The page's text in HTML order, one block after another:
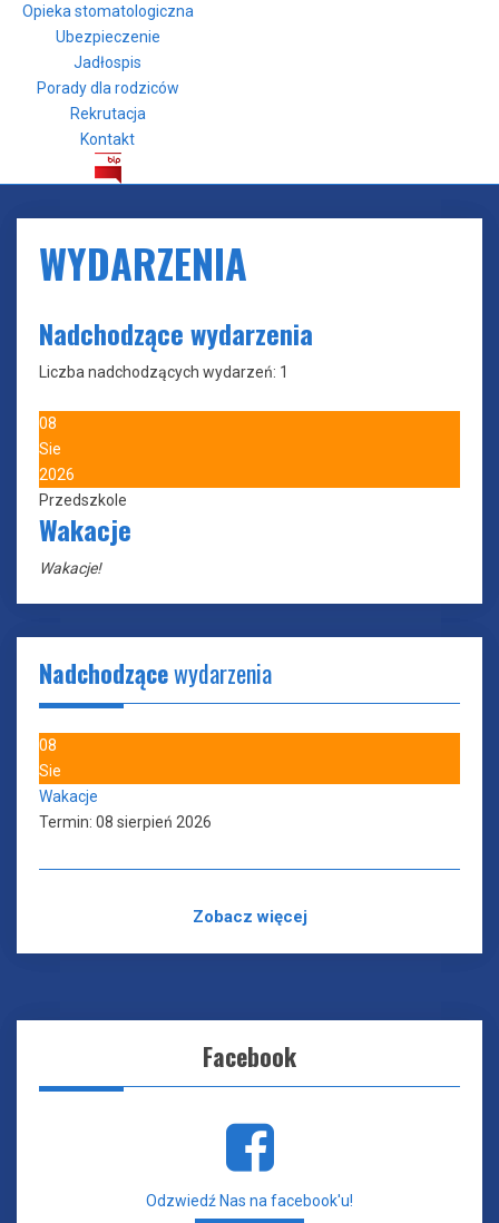
Opieka stomatologiczna
Ubezpieczenie
Jadłospis
Porady dla rodziców
Rekrutacja
Kontakt
WYDARZENIA
Nadchodzące wydarzenia
Liczba nadchodzących wydarzeń: 1
08
Sie
2026
Przedszkole
Wakacje
Wakacje!
Nadchodzącewydarzenia
08
Sie
Wakacje
Termin: 08 sierpień 2026
Zobacz więcej
Facebook
Odzwiedź Nas na facebook'u!